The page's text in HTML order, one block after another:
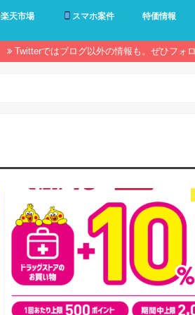
楽天市場 スマホ案件 特価情報
Twitterではブログ以外の情報も。ぜひフォ